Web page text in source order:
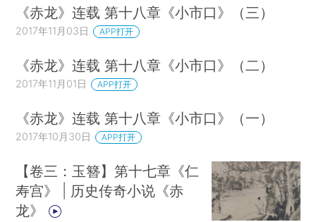
《赤龙》连载 第十八章《小市口》（三）
2017年11月03日 APP打开
《赤龙》连载 第十八章《小市口》（二）
2017年11月01日 APP打开
《赤龙》连载 第十八章《小市口》（一）
2017年10月30日 APP打开
【卷三：玉簪】第十七章《仁
寿宫》 | 历史传奇小说《赤
龙》